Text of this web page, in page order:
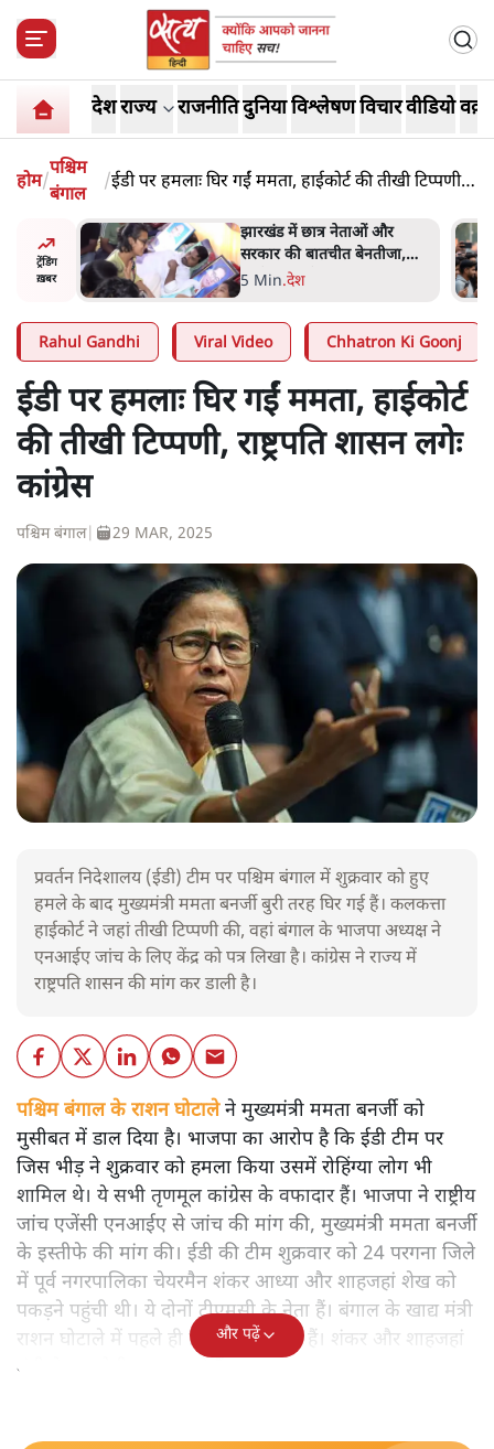
देशराज्य राजनीतिदुनियाविश्लेषणविचारवीडियो
होम/
पश्चिम
बंगाल
/ईडी पर हमलाः घिर गईं ममता, हाईकोर्ट की तीखी टिप्पणी,
ट्रेंडिंग
ख़बर
' अंडों
सेनानी
झारखंड में छात्र नेताओं और
सरकार की बातचीत बेनतीजा,
आंदोलन जारी
5 Min.देश
Rahul Gandhi Viral Video Chhatron Ki Goonj
ईडी पर हमलाः घिर गईं ममता, हाईकोर्ट
की तीखी टिप्पणी, राष्ट्रपति शासन लगेः
कांग्रेस
पश्चिम बंगाल| 29 MAR, 2025
प्रवर्तन निदेशालय (ईडी) टीम पर पश्चिम बंगाल में शुक्रवार को हुए
हमले के बाद मुख्यमंत्री ममता बनर्जी बुरी तरह घिर गई हैं। कलकत्ता
हाईकोर्ट ने जहां तीखी टिप्पणी की, वहां बंगाल के भाजपा अध्यक्ष ने
एनआईए जांच के लिए केंद्र को पत्र लिखा है। कांग्रेस ने राज्य में
राष्ट्रपति शासन की मांग कर डाली है।
पश्चिम बंगाल के राशन घोटालेने मुख्यमंत्री ममता बनर्जी को
मुसीबत में डाल दिया है। भाजपा का आरोप है कि ईडी टीम पर
जिस भीड़ ने शुक्रवार को हमला किया उसमें रोहिंग्या लोग भी
शामिल थे। ये सभी तृणमूल कांग्रेस के वफादार हैं। भाजपा ने राष्ट्रीय
जांच एजेंसी एनआईए से जांच की मांग की, मुख्यमंत्री ममता बनर्जी
के इस्तीफे की मांग की। ईडी की टीम शुक्रवार को 24 परगना जिले
में पूर्व नगरपालिका चेयरमैन शंकर आध्या और शाहजहां शेख को
पकड़ने पहुंची थी। ये दोनों टीएमसी के नेता हैं। बंगाल के खाद्य मंत्री
राशन घोटाले में पहले ही गिरफ्तार हो चुके हैं। शंकर और शाहजहां
मंत्री के सहयोगी बताए जाते हैं।
और पढ़ें